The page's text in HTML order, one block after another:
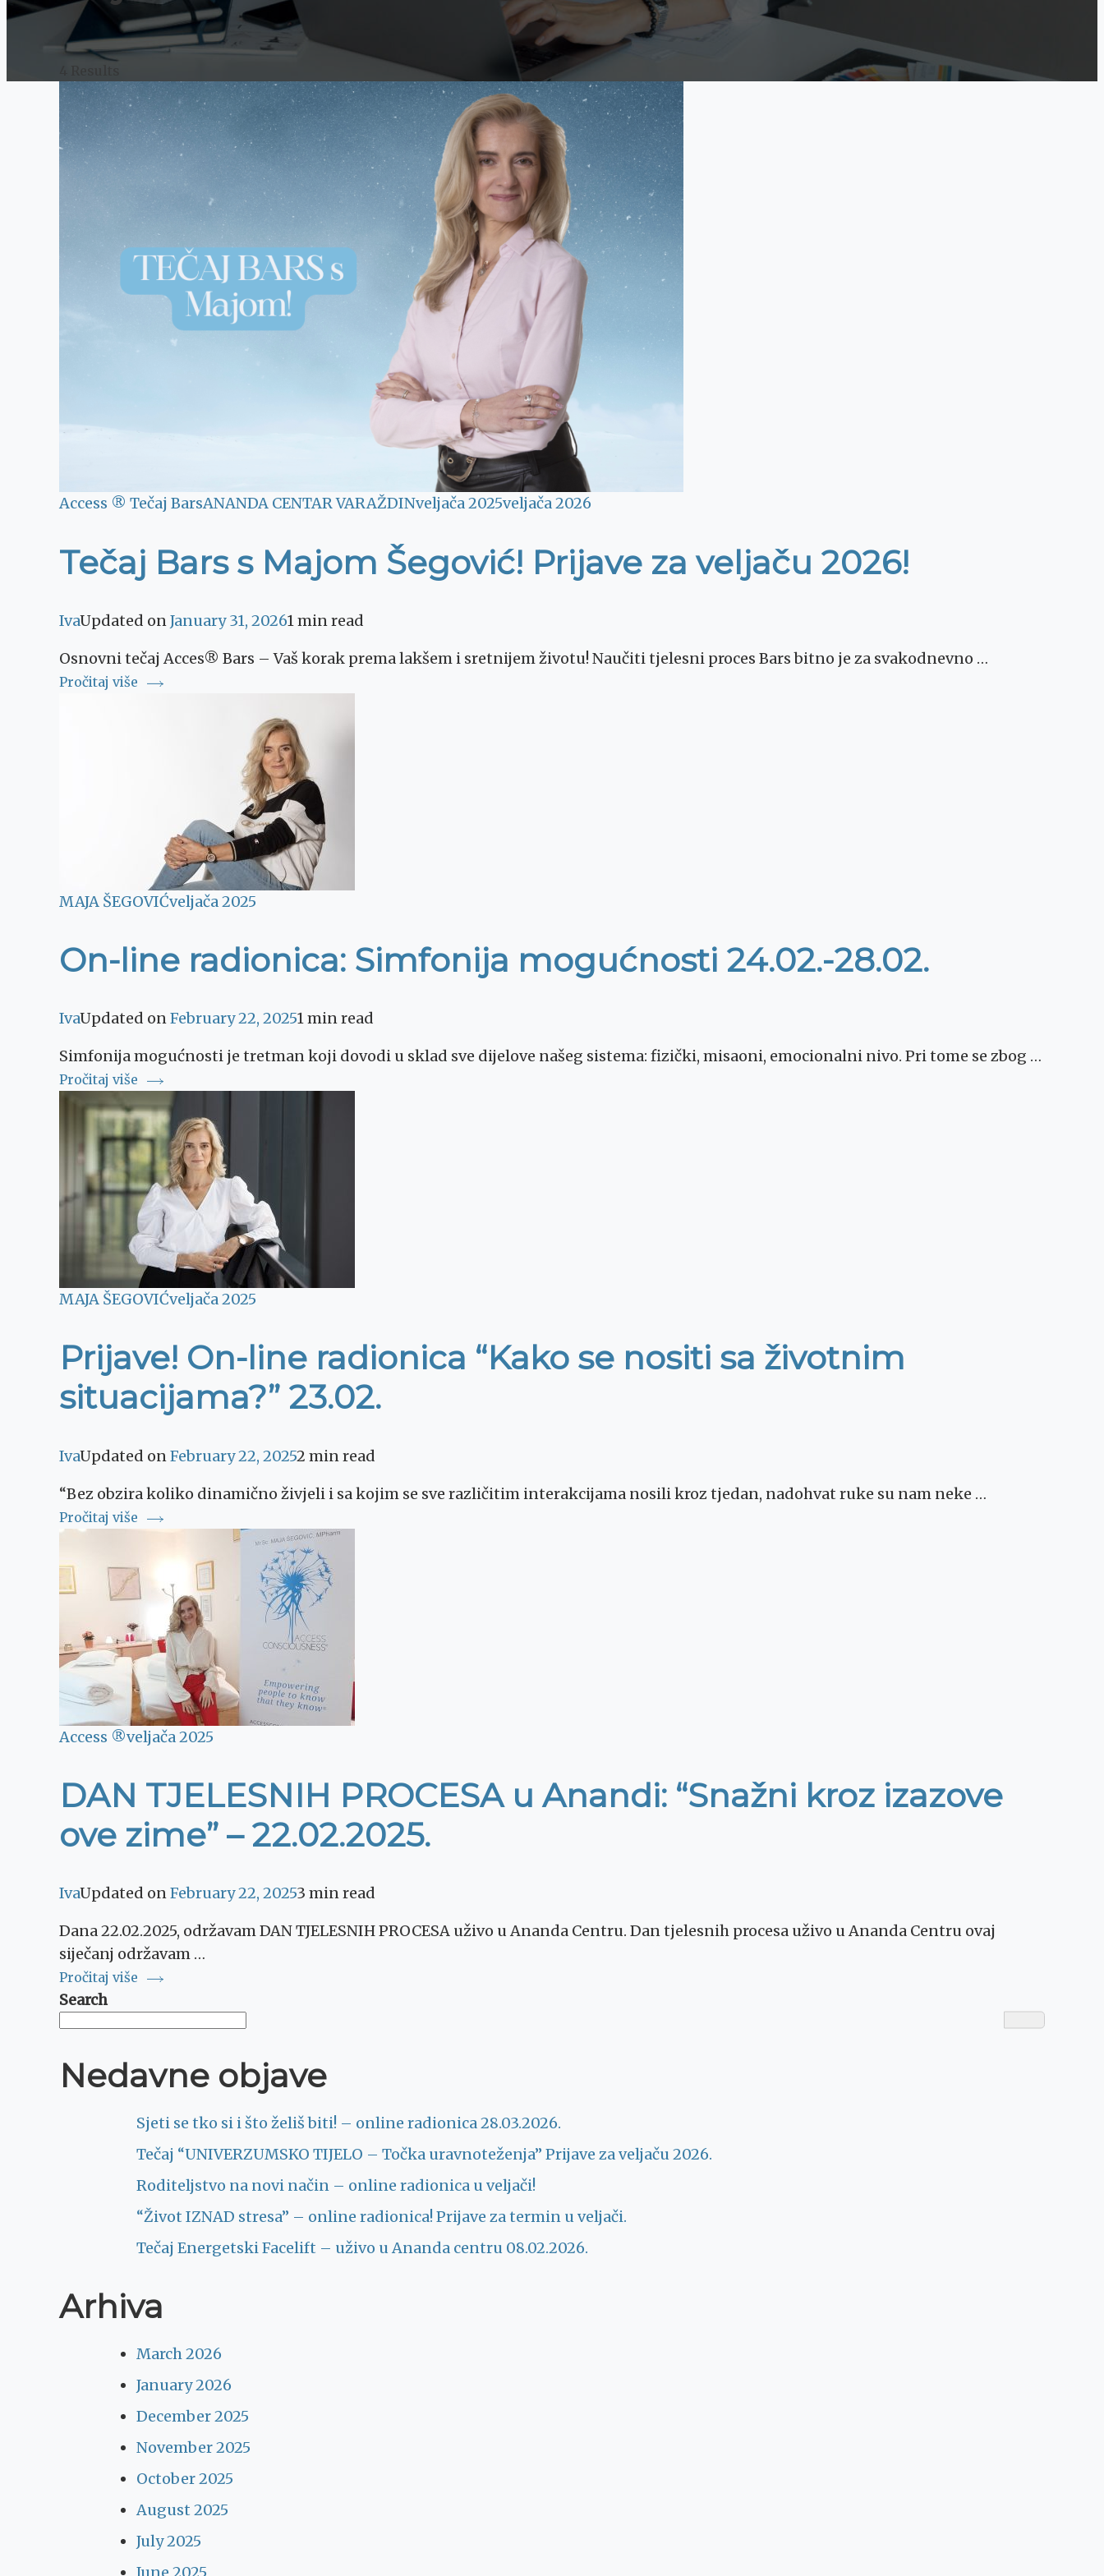
Access ® Tečaj BarsANANDA CENTAR VARAŽDINveljača 2025veljača 2026
Tečaj Bars s Majom Šegović! Prijave za veljaču 2026!
IvaUpdated onJanuary 31, 20261 min read
Osnovni tečaj Acces® Bars – Vaš korak prema lakšem i sretnijem životu! Naučiti tjelesni proces Bars bitno je za svakodnevno …
Pročitaj više
MAJA ŠEGOVIĆveljača 2025
On-line radionica: Simfonija mogućnosti 24.02.-28.02.
IvaUpdated onFebruary 22, 20251 min read
Simfonija mogućnosti je tretman koji dovodi u sklad sve dijelove našeg sistema: fizički, misaoni, emocionalni nivo. Pri tome se zbog …
Pročitaj više
MAJA ŠEGOVIĆveljača 2025
Prijave! On-line radionica “Kako se nositi sa životnim
situacijama?” 23.02.
IvaUpdated on February 22, 20252 min read
“Bez obzira koliko dinamično živjeli i sa kojim se sve različitim interakcijama nosili kroz tjedan, nadohvat ruke su nam neke …
Pročitaj više
Access ®veljača 2025
DAN TJELESNIH PROCESA u Anandi: “Snažni kroz izazove
ove zime” – 22.02.2025.
IvaUpdated onFebruary 22, 20253 min read
Dana 22.02.2025, održavam DAN TJELESNIH PROCESA uživo u Ananda Centru. Dan tjelesnih procesa uživo u Ananda Centru ovaj
siječanj održavam …
Pročitaj više
Search
Nedavne objave
Sjeti se tko si i što želiš biti! – online radionica 28.03.2026.
Tečaj “UNIVERZUMSKO TIJELO – Točka uravnoteženja” Prijave za veljaču 2026.
Roditeljstvo na novi način – online radionica u veljači!
“Život IZNAD stresa” – online radionica! Prijave za termin u veljači.
Tečaj Energetski Facelift – uživo u Ananda centru 08.02.2026.
Arhiva
March 2026
January 2026
December 2025
November 2025
October 2025
August 2025
July 2025